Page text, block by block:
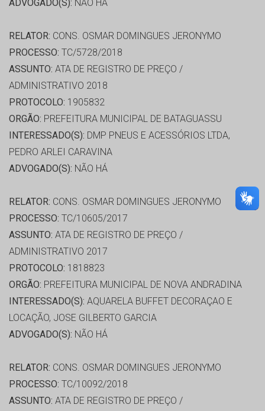
ADVOGADO(S): NÃO HÁ
RELATOR: CONS. OSMAR DOMINGUES JERONYMO
PROCESSO: TC/5728/2018
ASSUNTO: ATA DE REGISTRO DE PREÇO /
ADMINISTRATIVO 2018
PROTOCOLO: 1905832
ORGÃO: PREFEITURA MUNICIPAL DE BATAGUASSU
INTERESSADO(S): DMP PNEUS E ACESSÓRIOS LTDA,
PEDRO ARLEI CARAVINA
ADVOGADO(S): NÃO HÁ
RELATOR: CONS. OSMAR DOMINGUES JERONYMO
PROCESSO: TC/10605/2017
ASSUNTO: ATA DE REGISTRO DE PREÇO /
ADMINISTRATIVO 2017
PROTOCOLO: 1818823
ORGÃO: PREFEITURA MUNICIPAL DE NOVA ANDRADINA
INTERESSADO(S): AQUARELA BUFFET DECORAÇAO E
LOCAÇÃO, JOSE GILBERTO GARCIA
ADVOGADO(S): NÃO HÁ
RELATOR: CONS. OSMAR DOMINGUES JERONYMO
PROCESSO: TC/10092/2018
ASSUNTO: ATA DE REGISTRO DE PREÇO /